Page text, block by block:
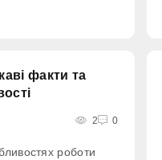
факти та
2 0
роботи